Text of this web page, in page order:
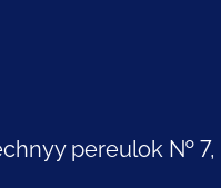
pereulok № 7,